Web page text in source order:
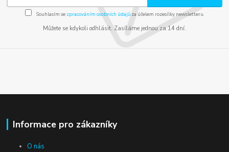
Souhlasím se zpracováním osobních údajůza účelem rozesílky newsletteru.
Můžete se kdykoli odhlásit. Zasíláme jednou za 14 dní.
Informace pro zákazníky
O nás